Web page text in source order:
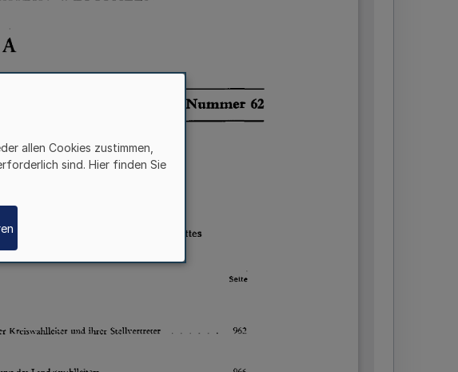
allen Cookies zustimmen,
sind. Hier finden Sie